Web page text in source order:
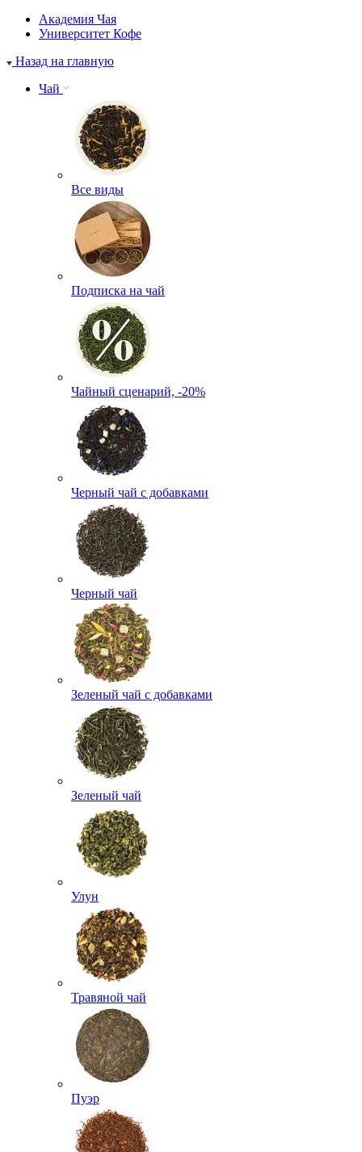
Академия Чая
Университет Кофе
Назад на главную
Чай
Все виды
Подписка на чай
Чайный сценарий, -20%
Черный чай с добавками
Черный чай
Зеленый чай с добавками
Зеленый чай
Улун
Травяной чай
Пуэр